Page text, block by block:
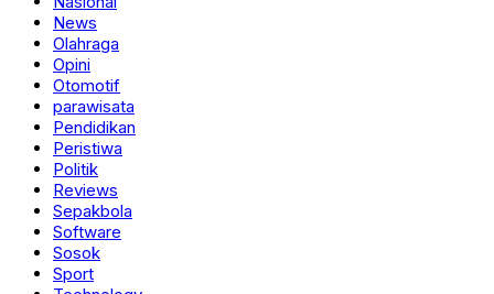
News
Olahraga
Opini
Otomotif
parawisata
Pendidikan
Peristiwa
Politik
Reviews
Sepakbola
Software
Sosok
Sport